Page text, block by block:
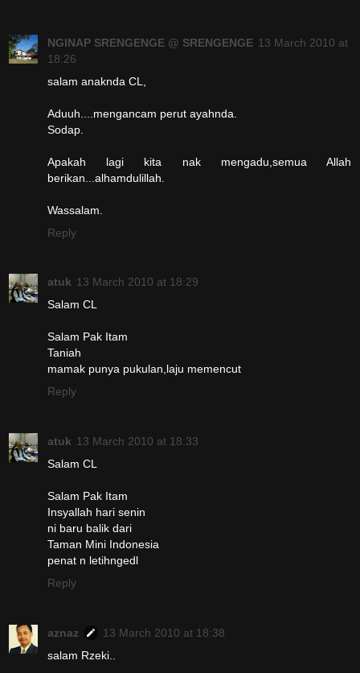
NGINAP SRENGENGE @ SRENGENGE 13 March 2010 at
18:26
salam anaknda CL,
Aduuh....mengancam perut ayahnda.
Sodap.
Apakah lagi kita nak mengadu,semua Allah
berikan...alhamdulillah.
Wassalam.
Reply
atuk 13 March 2010 at 18:29
Salam CL
Salam Pak Itam
Taniah
mamak punya pukulan,laju memencut
Reply
atuk 13 March 2010 at 18:33
Salam CL
Salam Pak Itam
Insyallah hari senin
ni baru balik dari
Taman Mini Indonesia
penat n letihngedl
Reply
aznaz
13 March 2010 at 18:38
salam Rzeki..